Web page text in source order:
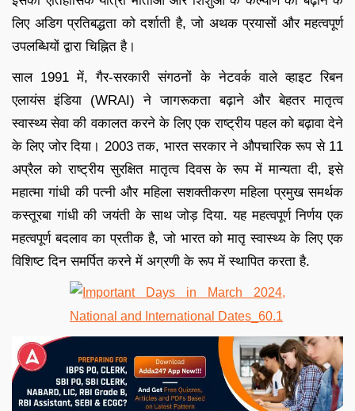
लिए अडिग प्रतिबद्धता को दर्शाती है, जो अथक प्रयासों और महत्वपूर्ण
उपलब्धियों द्वारा चिह्नित है।
साल 1991 में, गैर-सरकारी संगठनों के नेटवर्क वाले व्हाइट रिबन
एलायंस इंडिया (WRAI) ने जागरूकता बढ़ाने और बेहतर मातृत्व
स्वास्थ्य सेवा की वकालत करने के लिए एक राष्ट्रीय पहल को बढ़ावा देने
के लिए जोर दिया। 2003 तक, भारत सरकार ने औपचारिक रूप से 11
अप्रैल को राष्ट्रीय सुरक्षित मातृत्व दिवस के रूप में मान्यता दी, इसे
महात्मा गांधी की पत्नी और महिला सशक्तीकरण महिला प्रमुख समर्थक
कस्तूरबा गांधी की जयंती के साथ जोड़ दिया. यह महत्वपूर्ण निर्णय एक
महत्वपूर्ण बदलाव का प्रतीक है, जो भारत को मातृ स्वास्थ्य के लिए एक
विशिष्ट दिन समर्पित करने में अग्रणी के रूप में स्थापित करता है.